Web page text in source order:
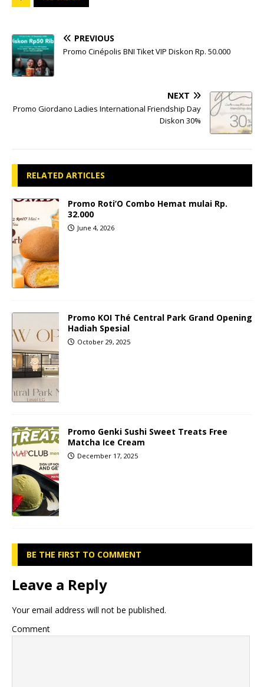
PREVIOUS
Promo Cinépolis BNI Tiket VIP Diskon Rp. 50.000
NEXT
Promo Giordano Ladies International Friendship Day
Diskon 30%
RELATED ARTICLES
Promo Roti’O Combo Hemat mulai Rp.
32.000
June 4, 2026
Promo KOI Thé Central Park Grand Opening
Hadiah Spesial
October 29, 2025
Promo Genki Sushi Sweet Treats Free
Matcha Ice Cream
December 17, 2025
BE THE FIRST TO COMMENT
Leave a Reply
Your email address will not be published.
Comment